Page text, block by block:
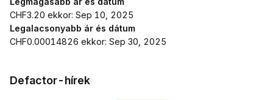
CHF3.20 ekkor: Sep 10, 2025
Legalacsonyabb ár és dátum
CHF0.00014826 ekkor: Sep 30, 2025
Defactor-hírek